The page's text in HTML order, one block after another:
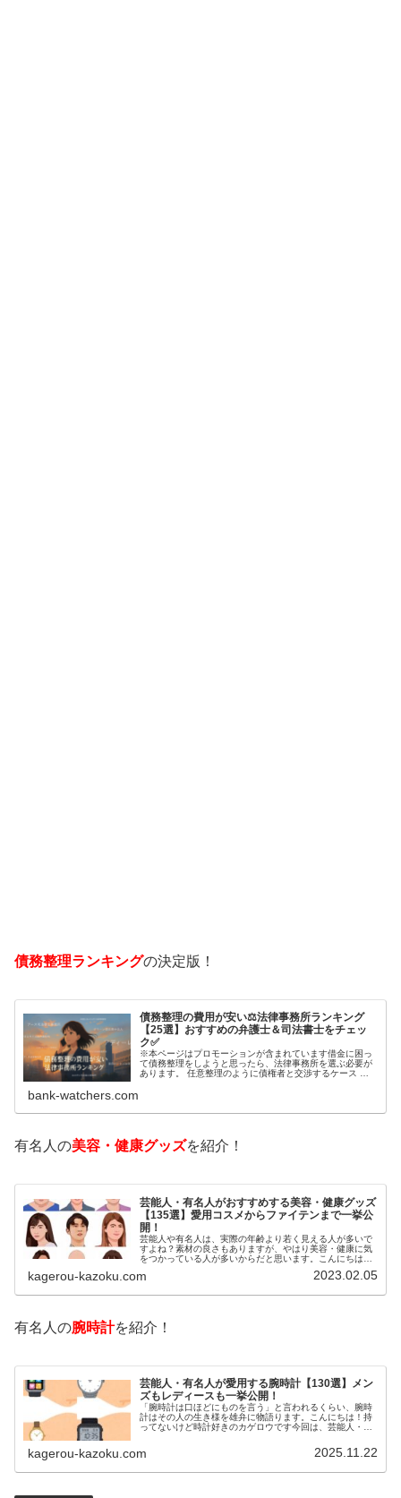
債務整理ランキングの決定版！
債務整理の費用が安い⚖️法律事務所ランキング
【25選】おすすめの弁護士＆司法書士をチェッ
ク✅
※本ページはプロモーションが含まれています借金に困っ
て債務整理をしようと思ったら、法律事務所を選ぶ必要が
あります。 任意整理のように債権者と交渉するケース 自
bank-watchers.com
有名人の美容・健康グッズを紹介！
芸能人・有名人がおすすめする美容・健康グッズ
【135選】愛用コスメからファイテンまで一挙公
開！
芸能人や有名人は、実際の年齢より若く見える人が多いで
すよね？素材の良さもありますが、やはり美容・健康に気
をつかっている人が多いからだと思います。こんにちは！
いるのでしょうか？今回は、芸能人…
kagerou-kazoku.com 2023.02.05
有名人の腕時計を紹介！
芸能人・有名人が愛用する腕時計【130選】メン
ズもレディースも一挙公開！
「腕時計は口ほどにものを言う」と言われるくらい、腕時
計はその人の生き様を雄弁に物語ります。こんにちは！持
ってないけど時計好きのカゲロウです今回は、芸能人・有
kagerou-kazoku.com 2025.11.22